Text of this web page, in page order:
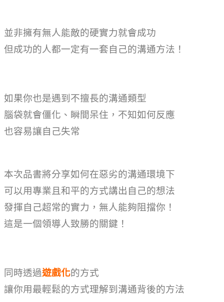
並非擁有無人能敵的硬實力就會成功
但成功的人都一定有一套自己的溝通方法！
如果你也是遇到不擅長的溝通類型
腦袋就會僵化、瞬間呆住，不知如何反應
也容易讓自己失常
本次品書將分享如何在惡劣的溝通環境下
可以用專業且和平的方式講出自己的想法
發揮自己超常的實力，無人能夠阻擋你！
這是一個領導人致勝的關鍵！
同時透過遊戲化的方式
讓你用最輕鬆的方式理解到溝通背後的方法